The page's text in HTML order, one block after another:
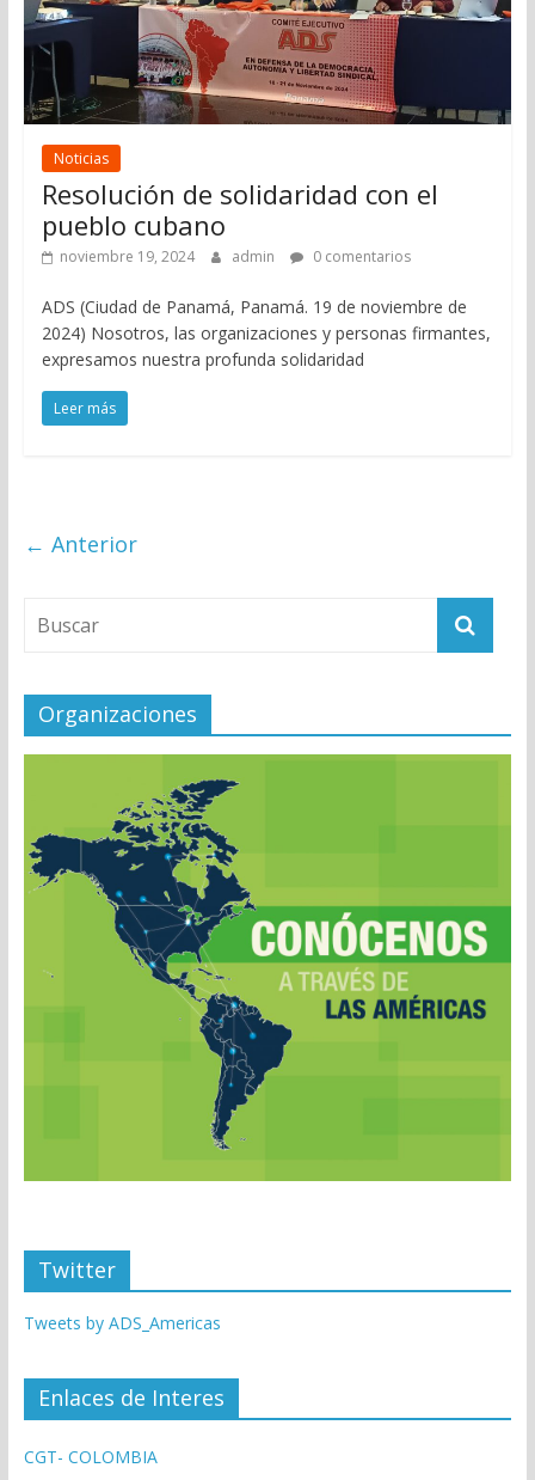
Noticias
Resolución de solidaridad con el
pueblo cubano
noviembre 19, 2024 admin 0 comentarios
ADS (Ciudad de Panamá, Panamá. 19 de noviembre de
2024) Nosotros, las organizaciones y personas firmantes,
expresamos nuestra profunda solidaridad
Leer más
← Anterior
Organizaciones
Twitter
Tweets by ADS_Americas
Enlaces de Interes
CGT- COLOMBIA